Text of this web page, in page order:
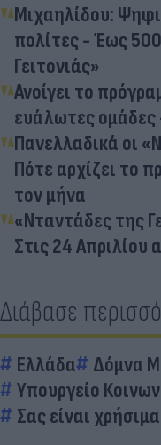
Μιχαηλίδου:
πολίτες - Έως
Γειτονιάς»
Ανοίγει το
ευάλωτες ομάδες
Πανελλαδικά οι
Πότε αρχίζει το
τον μήνα
«Νταντάδες της
Στις 24 Απριλίου
Διάβασε
Ελλάδα
Δόμνα
Υπουργείο
Σας είναι χρήσιμα